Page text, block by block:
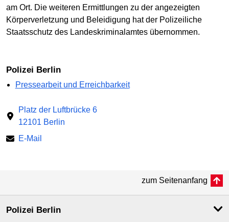
am Ort. Die weiteren Ermittlungen zu der angezeigten
Körperverletzung und Beleidigung hat der Polizeiliche
Staatsschutz des Landeskriminalamtes übernommen.
Polizei Berlin
Pressearbeit und Erreichbarkeit
Platz der Luftbrücke 6
12101 Berlin
E-Mail
zum Seitenanfang
Polizei Berlin